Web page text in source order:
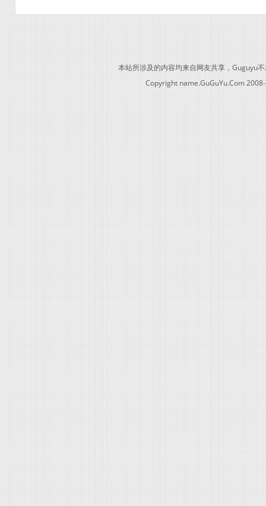
本站所涉及的内容均来自网友共享，Guguyu
Copyright name.GuGuYu.Com